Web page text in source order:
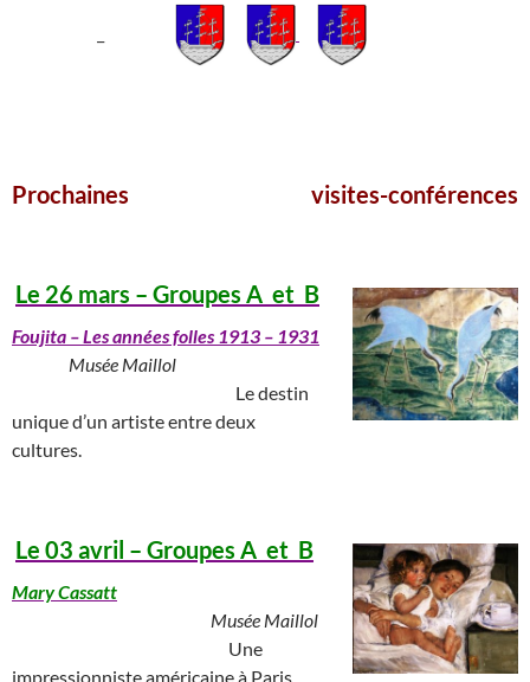
Prochaines visites-conférences
Le 26 mars – Groupes A et B
Foujita – Les années folles 1913 – 1931
Musée Maillol
Le destin
unique d’un artiste entre deux
cultures.
Le 03 avril – Groupes A et B
Mary Cassatt
Musée Maillol
Une
impressionniste américaine à Paris